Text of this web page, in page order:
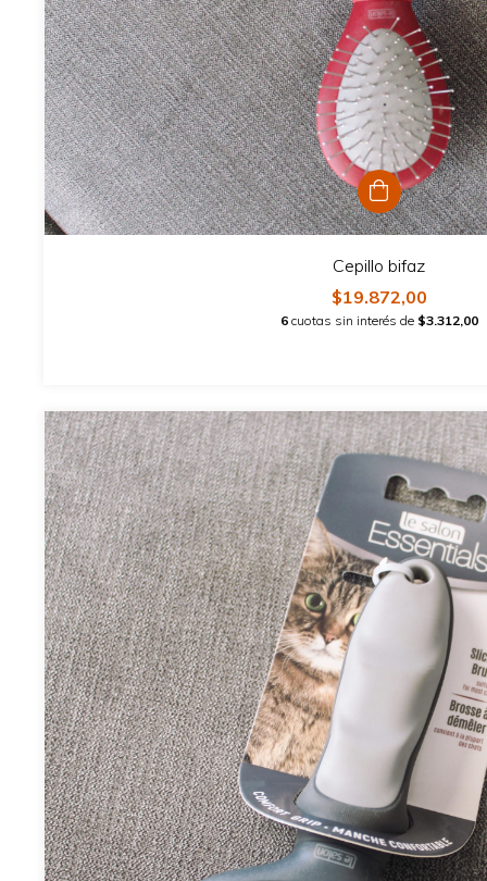
Cepillo bifaz
$19.872,00
6 cuotas sin interés de $3.312,00